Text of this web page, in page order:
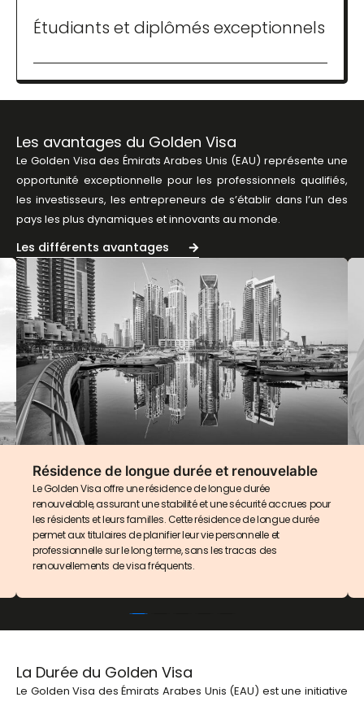
Étudiants et diplômés exceptionnels
Les avantages du Golden Visa
Le Golden Visa des Émirats Arabes Unis (EAU) représente une
opportunité exceptionnelle pour les professionnels qualifiés,
les investisseurs, les entrepreneurs de s’établir dans l’un des
pays les plus dynamiques et innovants au monde.
Les différents avantages
Résidence de longue durée et renouvelable
Le Golden Visa offre une résidence de longue durée
renouvelable, assurant une stabilité et une sécurité accrues pour
les résidents et leurs familles. Cette résidence de longue durée
permet aux titulaires de planifier leur vie personnelle et
professionnelle sur le long terme, sans les tracas des
renouvellements de visa fréquents.
La Durée du Golden Visa
Le Golden Visa des Émirats Arabes Unis (EAU) est une initiative